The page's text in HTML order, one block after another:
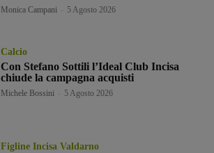
Monica Campani 5 Agosto 2026
Calcio
Con Stefano Sottili l’Ideal Club Incisa
chiude la campagna acquisti
Michele Bossini 5 Agosto 2026
Figline Incisa Valdarno